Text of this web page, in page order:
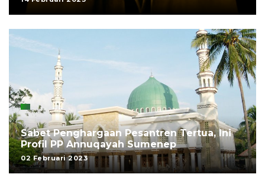
Sabet Penghargaan Pesantren Tertua, Ini
Profil PP Annuqayah Sumenep
02 Februari 2023